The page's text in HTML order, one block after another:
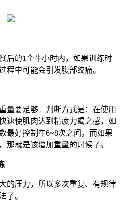
的1个半小时内，如果训练时
程中可能会引发腹部绞痛。
要足够，判断方式是：在使用
速使肌肉达到精疲力竭之感，如
最好控制在6~8次之间。而如果
那就是该增加重量的时候了。
压力，所以多次重复、有规律
了。